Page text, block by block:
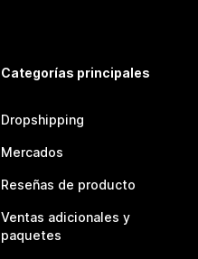
Categorías principales
Dropshipping
Mercados
Reseñas de producto
Ventas adicionales y
paquetes